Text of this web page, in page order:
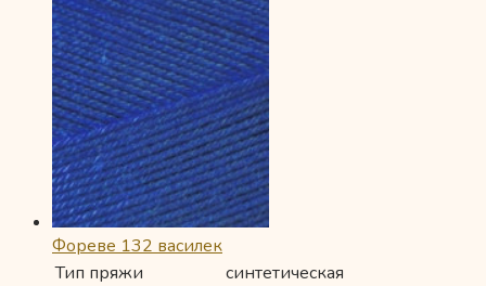
Фореве 132 василек
Тип пряжи
синтетическая